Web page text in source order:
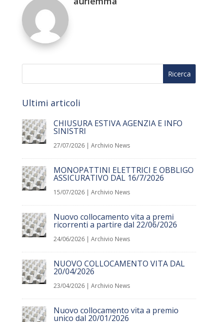
Ultimi articoli
CHIUSURA ESTIVA AGENZIA E INFO
SINISTRI
27/07/2026| Archivio News
MONOPATTINI ELETTRICI E OBBLIGO
ASSICURATIVO DAL 16/7/2026
15/07/2026| Archivio News
Nuovo collocamento vita a premi
ricorrenti a partire dal 22/06/2026
24/06/2026| Archivio News
NUOVO COLLOCAMENTO VITA DAL
20/04/2026
23/04/2026| Archivio News
Nuovo collocamento vita a premio
unico dal 20/01/2026